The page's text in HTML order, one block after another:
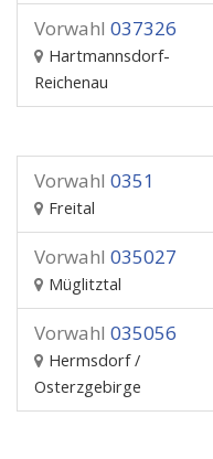
Vorwahl 037326
Hartmannsdorf-
Reichenau
Vorwahl 0351
Freital
Vorwahl 035027
Müglitztal
Vorwahl 035056
Hermsdorf /
Osterzgebirge